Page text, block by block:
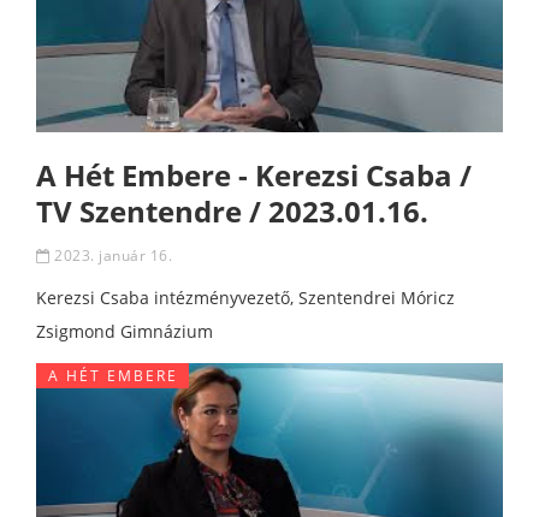
A Hét Embere - Kerezsi Csaba /
TV Szentendre / 2023.01.16.
2023. január 16.
Kerezsi Csaba intézményvezető, Szentendrei Móricz
Zsigmond Gimnázium
A HÉT EMBERE